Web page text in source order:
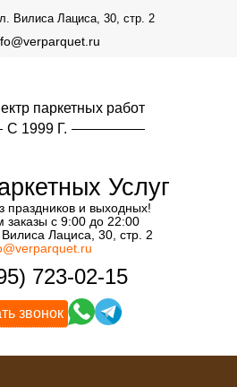
Вилиса Лациса, 30, стр. 2
паркетных работ
С 1999 Г.
Услуг
праздников и выходных!
заказы с 9:00 до 22:00
Вилиса Лациса, 30, стр. 2
723-02-15
звонок